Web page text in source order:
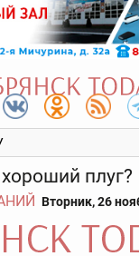
плуг?
Вторник, 26